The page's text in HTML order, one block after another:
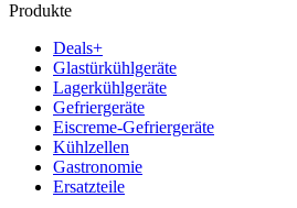
Produkte
Deals+
Glastürkühlgeräte
Lagerkühlgeräte
Gefriergeräte
Eiscreme-Gefriergeräte
Kühlzellen
Gastronomie
Ersatzteile